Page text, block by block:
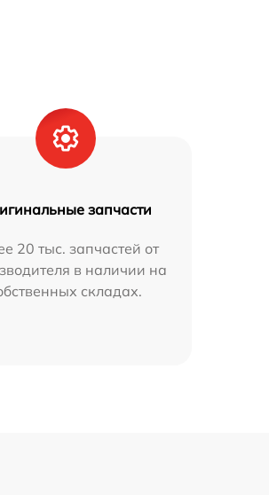
запчасти
20 тыс. запчастей от
в наличии на
складах.